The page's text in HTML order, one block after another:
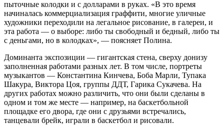
пыточные колодки и с долларами в руках. «В это время
начиналась коммерциализация граффити, многие уличные
художники переходили на легальное рисование, в галереи, и
эта работа — о выборе: либо ты свободный и бедный, либо ты
с деньгами, но в колодках», — поясняет Полина.
Доминанта экспозиции — гигантская стена, сверху донизу
заполненная работами разных лет. В том числе, портреты
музыкантов — Константина Кинчева, Боба Марли, Тупака
Шакура, Виктора Цоя, группы ДДТ, Гарика Сукачева. На
других работах можно различить, что они были сделаны в
одном и том же месте — например, на баскетбольной
площадке его двора, где они с друзьями встречались,
танцевали брейк, играли в баскетбол и рисовали.